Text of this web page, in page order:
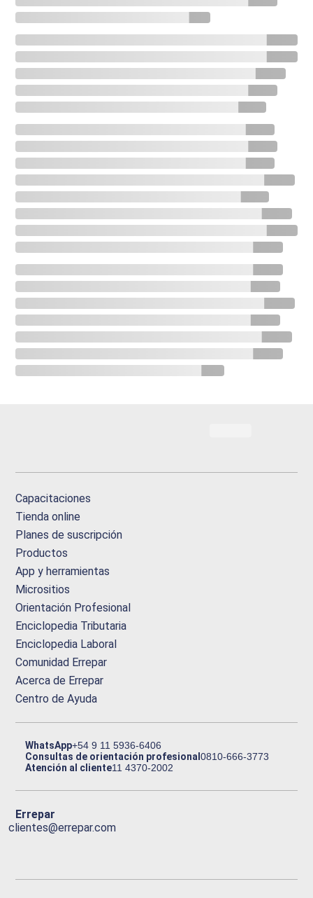
Capacitaciones
Tienda online
Planes de suscripción
Productos
App y herramientas
Micrositios
Orientación Profesional
Enciclopedia Tributaria
Enciclopedia Laboral
Comunidad Errepar
Acerca de Errepar
Centro de Ayuda
WhatsApp+54 9 11 5936-6406
Consultas de orientación profesional0810-666-3773
Atención al cliente11 4370-2002
Errepar
clientes@errepar.com